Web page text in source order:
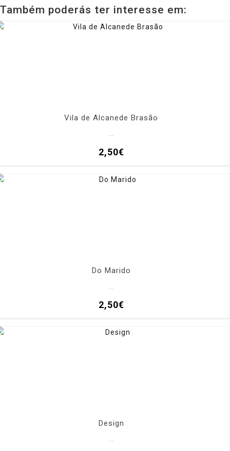
Também poderás ter interesse em:
Vila de Alcanede Brasão
2,50€
Do Marido
2,50€
Design